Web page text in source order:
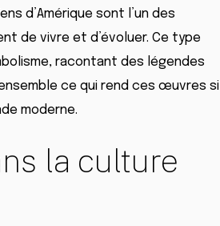
d’Amérique sont l’un des
de vivre et d’évoluer. Ce type
racontant des légendes
ce qui rend ces œuvres si
moderne.
la culture